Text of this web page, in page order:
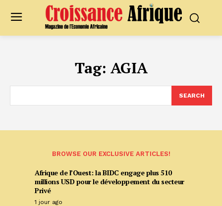
Tag: AGIA
SEARCH
BROWSE OUR EXCLUSIVE ARTICLES!
Afrique de l’Ouest: la BIDC engage plus 510
millions USD pour le développement du secteur
Privé
1 jour ago